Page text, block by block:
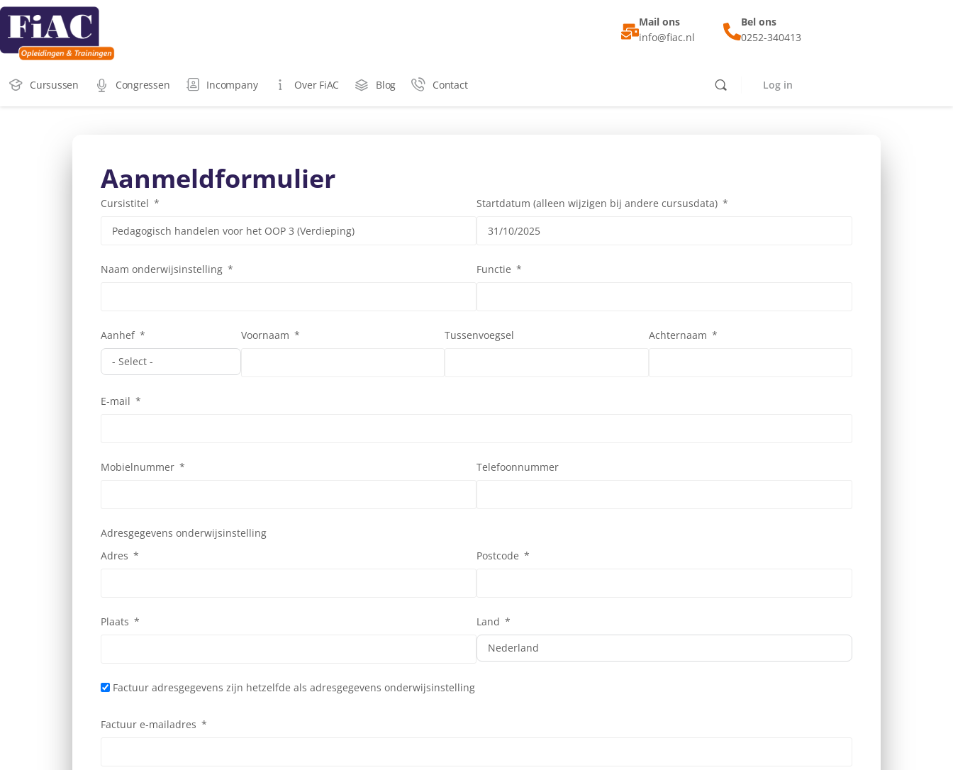
Mail ons
info@fiac.nl
Bel ons
0252-340413
Cursussen Congressen Incompany Over FiAC Blog Contact Log in
Aanmeldformulier
Cursistitel
Naam onderwijsinstelling
Startdatum (alleen wijzigen bij andere cursusdata)
Functie
Aanhef Voornaam Tussenvoegsel Achternaam
E-mail
Mobielnummer Telefoonnummer
Adresgegevens onderwijsinstelling
Adres
Postcode
Plaats Land
Factuur adresgegevens zijn hetzelfde als adresgegevens onderwijsinstelling
Factuur e-mailadres